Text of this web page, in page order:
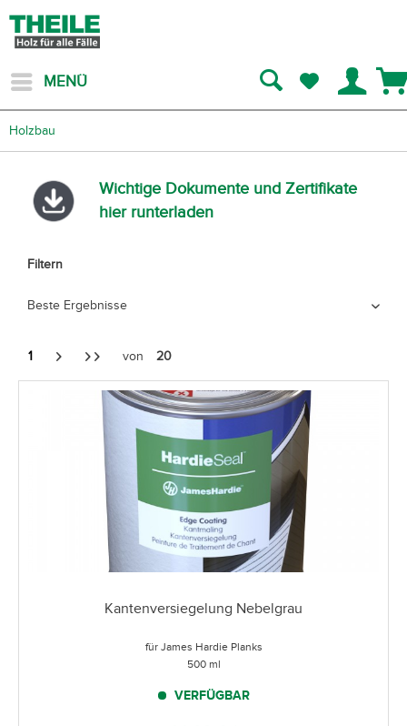
MENÜ
Holzbau
Wichtige Dokumente und Zertifikate
hier runterladen
Filtern
1 von 20
Kantenversiegelung Nebelgrau
für James Hardie Planks
500 ml
VERFÜGBAR